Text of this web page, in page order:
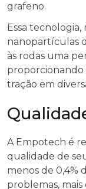
grafeno.
Essa
nanopartículas
às rodas uma
proporcionando
tração em
A Empotech é
qualidade de
menos de 0,4%
problemas,